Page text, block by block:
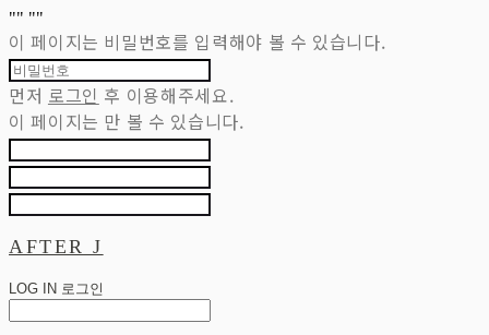
"" ""
이 페이지는 비밀번호를 입력해야 볼 수 있습니다.
먼저 로그인 후 이용해주세요.
이 페이지는 만 볼 수 있습니다.
AFTER J
LOG IN 로그인